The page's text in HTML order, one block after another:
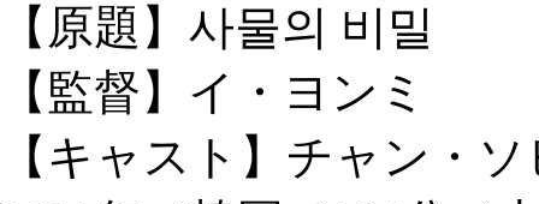
【原題】사물의 비밀
【監督】イ・ヨンミ
【キャスト】チャン・